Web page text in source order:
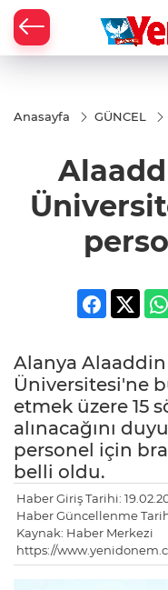
Anasayfa GÜNCEL
Alanya
Üniversitesi'ne
etmek üzere 15
alınacağını
personel için
belli oldu.
Haber Giriş Tarihi:
Haber Güncellenme
Kaynak: Haber Merkezi
https://